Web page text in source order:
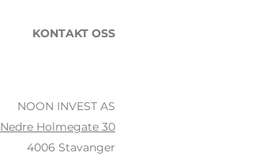
KONTAKT OSS
NOON INVEST AS
Nedre Holmegate 30
4006 Stavanger